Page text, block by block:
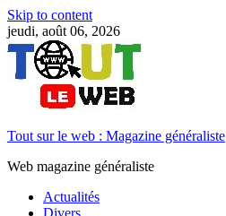
Skip to content
jeudi, août 06, 2026
Tout sur le web : Magazine généraliste
Web magazine généraliste
Actualités
Divers